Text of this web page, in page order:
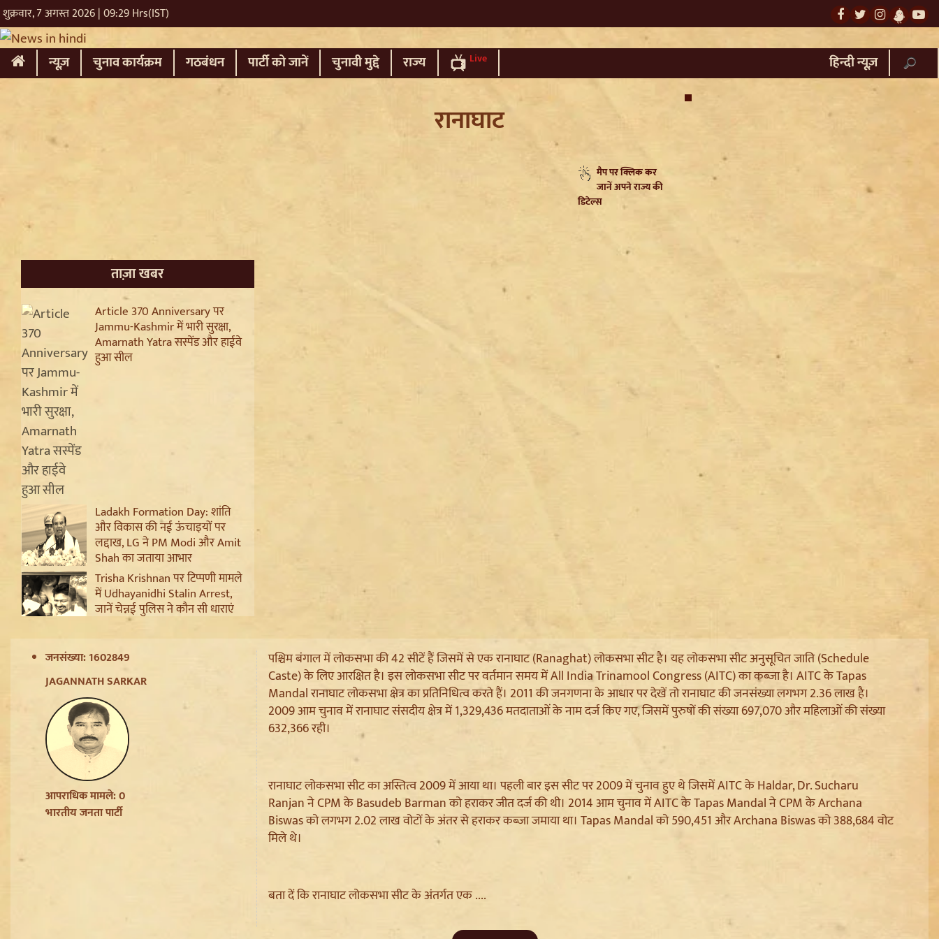
शुक्रवार, 7 अगस्त 2026 | 09:29 Hrs(IST)
(current)
न्यूज़ चुनाव कार्यक्रम गठबंधन पार्टी को जानें चुनावी मुद्दे राज्य Live हिन्दी न्यूज़
ताज़ा खबर
Article 370 Anniversary पर
Jammu-Kashmir में भारी सुरक्षा,
Amarnath Yatra सस्पेंड और हाईवे
हुआ सील
Ladakh Formation Day: शांति
और विकास की नई ऊंचाइयों पर
लद्दाख, LG ने PM Modi और Amit
Shah का जताया आभार
Trisha Krishnan पर टिप्पणी मामले
में Udhayanidhi Stalin Arrest,
जानें चेन्नई पुलिस ने कौन सी धाराएं
Brij Bhushan के खिलाफ यौन
उत्पीड़न मामले में Legal Battle का
अंत
Sanjay Raut on Ram Mandir:
'राम के नाम पर लूट हो रही', चढ़ावा
चोरी के मुद्दे पर Shiv Sena UBT का
हमला
Pappu Yadav और Rahul
Gandhi की बढ़ी मुश्किलें,
Parliament में संतों का वेश धरने
पर Varanasi में FIR की मांग
रानाघाट
मैप पर क्लिक कर
जानें अपने राज्य की
डिटेल्स
जनसंख्या: 1602849
JAGANNATH SARKAR
आपराधिक मामले: 0
भारतीय जनता पार्टी
पश्चिम बंगाल में लोकसभा की 42 सीटें हैं जिसमें से एक रानाघाट (Ranaghat) लोकसभा सीट है। यह लोकसभा सीट अनुसूचित जाति (Schedule
Caste) के लिए आरक्षित है। इस लोकसभा सीट पर वर्तमान समय में All India Trinamool Congress (AITC) का कब्जा है। AITC के Tapas
Mandal रानाघाट लोकसभा क्षेत्र का प्रतिनिधित्व करते हैं। 2011 की जनगणना के आधार पर देखें तो रानाघाट की जनसंख्या लगभग 2.36 लाख है।
2009 आम चुनाव में रानाघाट संसदीय क्षेत्र में 1,329,436 मतदाताओं के नाम दर्ज किए गए, जिसमें पुरुषों की संख्या 697,070 और महिलाओं की संख्या
632,366 रही।
रानाघाट लोकसभा सीट का अस्तित्व 2009 में आया था। पहली बार इस सीट पर 2009 में चुनाव हुए थे जिसमें AITC के Haldar, Dr. Sucharu
Ranjan ने CPM के Basudeb Barman को हराकर जीत दर्ज की थी। 2014 आम चुनाव में AITC के Tapas Mandal ने CPM के Archana
Biswas को लगभग 2.02 लाख वोटों के अंतर से हराकर कब्जा जमाया था। Tapas Mandal को 590,451 और Archana Biswas को 388,684 वोट
मिले थे।
बता दें कि रानाघाट लोकसभा सीट के अंतर्गत एक ....